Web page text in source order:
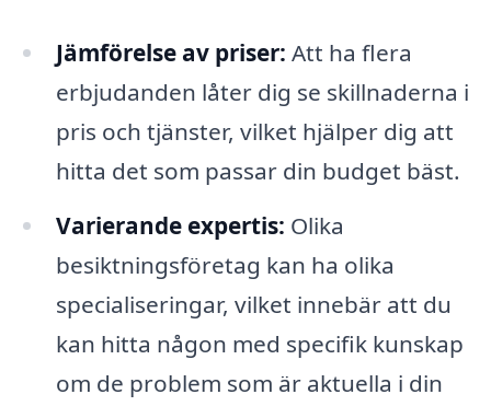
Jämförelse av priser: Att ha flera
erbjudanden låter dig se skillnaderna i
pris och tjänster, vilket hjälper dig att
hitta det som passar din budget bäst.
Varierande expertis: Olika
besiktningsföretag kan ha olika
specialiseringar, vilket innebär att du
kan hitta någon med specifik kunskap
om de problem som är aktuella i din